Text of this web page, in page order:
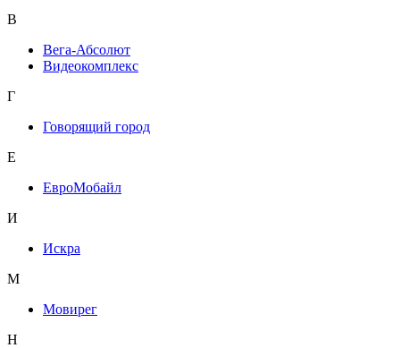
В
Вега-Абсолют
Видеокомплекс
Г
Говорящий город
Е
ЕвроМобайл
И
Искра
М
Мовирег
Н